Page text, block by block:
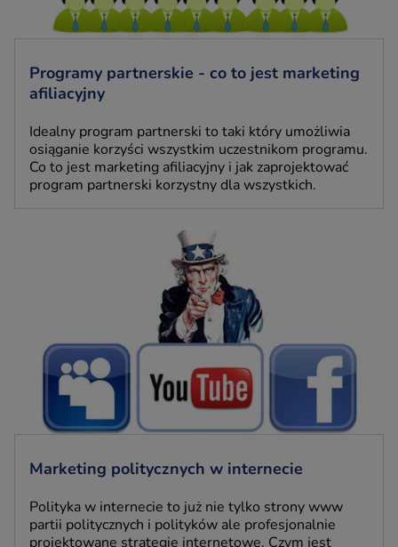
Programy partnerskie - co to jest marketing
afiliacyjny
Idealny program partnerski to taki który umożliwia
osiąganie korzyści wszystkim uczestnikom programu.
Co to jest marketing afiliacyjny i jak zaprojektować
program partnerski korzystny dla wszystkich.
Marketing politycznych w internecie
Polityka w internecie to już nie tylko strony www
partii politycznych i polityków ale profesjonalnie
projektowane strategie internetowe. Czym jest